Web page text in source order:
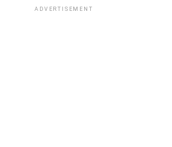
ADVERTISEMENT